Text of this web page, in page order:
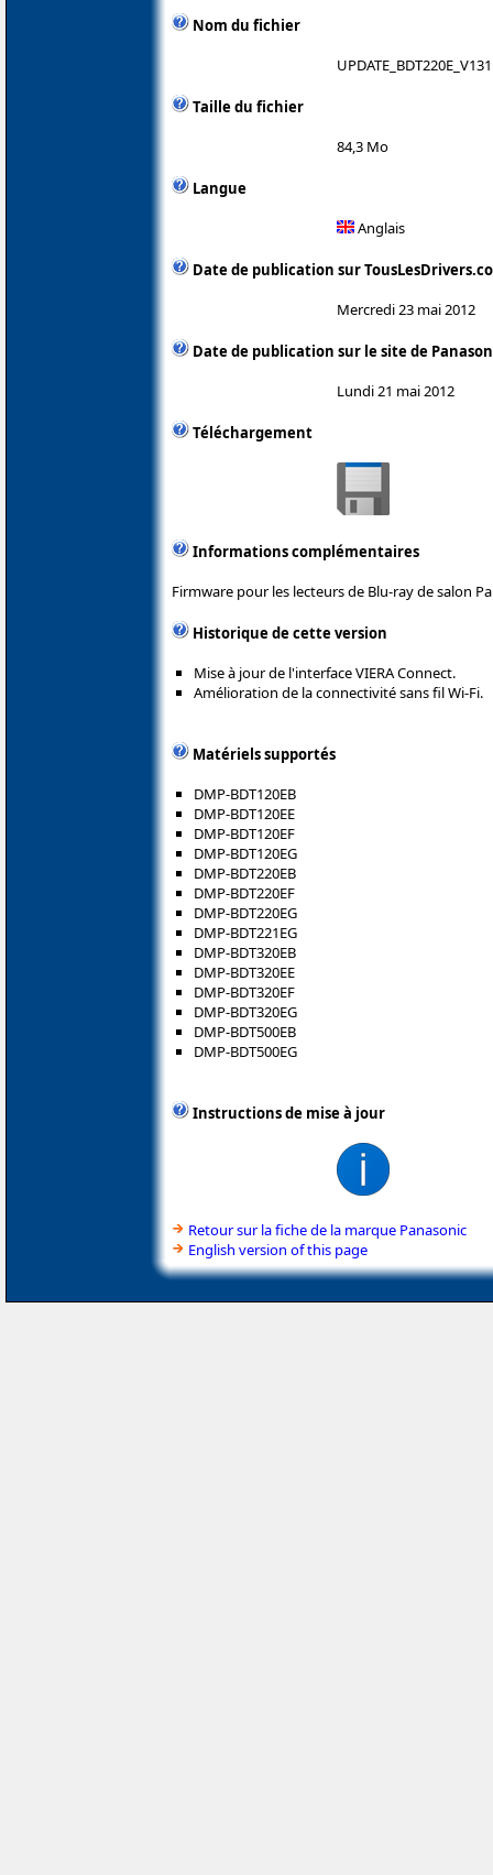
Nom du fichier
Taille du fichier
84,3 Mo
Langue
Anglais
Date de publication sur
Mercredi 23 mai 2012
Date de publication sur le site de
Lundi 21 mai 2012
Téléchargement
Informations complémentaires
Firmware pour les lecteurs de Blu-ray de salon
Historique de cette version
Mise à jour de l'interface VIERA Connect.
Amélioration de la connectivité sans fil Wi-Fi.
Matériels supportés
DMP-BDT120EB
DMP-BDT120EE
DMP-BDT120EF
DMP-BDT120EG
DMP-BDT220EB
DMP-BDT220EF
DMP-BDT220EG
DMP-BDT221EG
DMP-BDT320EB
DMP-BDT320EE
DMP-BDT320EF
DMP-BDT320EG
DMP-BDT500EB
DMP-BDT500EG
Instructions de mise à jour
Retour sur la fiche de la marque Panasonic
English version of this page